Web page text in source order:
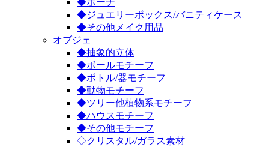
◆ポーチ
◆ジュエリーボックス/バニティケース
◆その他メイク用品
オブジェ
◆抽象的立体
◆ボールモチーフ
◆ボトル/器モチーフ
◆動物モチーフ
◆ツリー他植物系モチーフ
◆ハウスモチーフ
◆その他モチーフ
◇クリスタル/ガラス素材